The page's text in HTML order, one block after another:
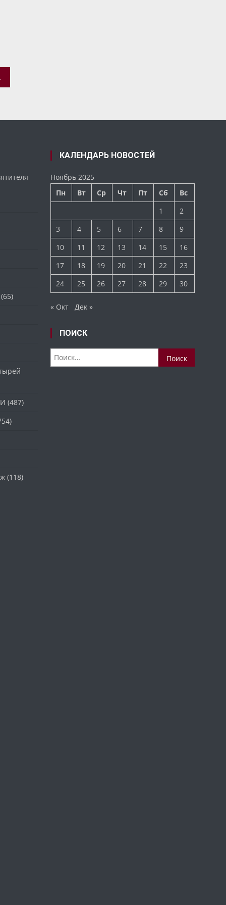
ОБЛАСТИ
(487)
(118)
КАЛЕНДАРЬ НОВОСТЕЙ
Ноябрь 2025
Пн
Вт Ср Чт Пт Сб
Вс
1
2
3
4 5 6 7 8
9
10
11 12 13 14 15
16
17
18 19 20 21 22
23
24
25 26 27 28 29 30
« Окт Дек »
ПОИСК
Найти: